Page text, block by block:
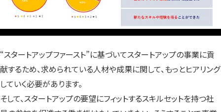
“スタートアップファースト”に基づいてスタートアップの事業に貢
献するため、求められている人材や成果に関して、もっとヒアリング
していく必要があります。
そして、スタートアップの要望にフィットするスキルセットを持つ社